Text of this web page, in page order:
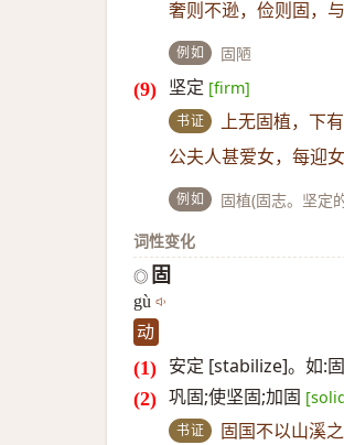
奢则不逊，俭则固，
例如 固陋
坚定 [firm]
书证 上无固植，下
公夫人甚爱女，每迎
例如
固植(固志。坚定
词性变化
◎ 固
gù
动
安定 [stabilize]。如:
巩固;使坚固;加固
书证 固国不以山溪